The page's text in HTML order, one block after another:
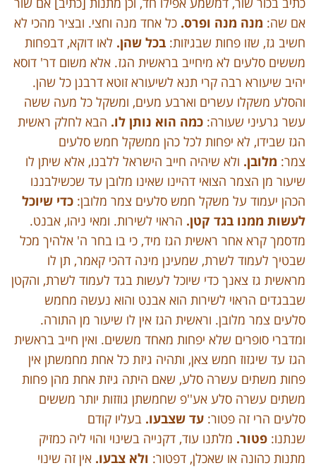
אם שה: מנה מנה ופרס. כל אחד מנה וחצי. ובציר מהכי לא
חשיב גז, שזו פחות שבגיזות: בכל שהן. לאו דוקא, דבפחות
מששים סלעים לא מיחייב בראשית הגז. אלא משום דר' דוסא
יהיב שיעורא רבה קרי תנא לשיעורא זוטא דרבנן כל שהן.
והסלע משקלו עשרים וארבע מעים, ומשקל כל מעה ששה
עשר גרעיני שעורה: כמה הוא נותן לו. הבא לחלק ראשית
הגז שבידו, לא יפחות לכל כהן ממשקל חמש סלעים
צמר: מלובן. ולא שיהיה חייב הישראל ללבנו, אלא שיתן לו
שיעור מן הצמר הצואי דהיינו שאינו מלובן עד שכשילבננו
הכהן יעמוד על משקל חמש סלעים צמר מלובן: כדי שיוכל
לעשות ממנו בגד קטן. הראוי לשירות. ומאי ניהו, אבנט.
מדסמך קרא אחר ראשית הגז מיד, כי בו בחר ה' אלהיך מכל
שבטיך לעמוד לשרת, שמעינן מינה דהכי קאמר, תן לו
מראשית גז צאנך כדי שיוכל לעשות בגד לעמוד לשרת, והקטן
שבבגדים הראוי לשירות הוא אבנט והוא נעשה מחמש
סלעים צמר מלובן. וראשית הגז אין לו שיעור מן התורה.
ומדברי סופרים שלא יפחות מאחד מששים. ואין חייב בראשית
הגז עד שיגזוז חמש צאן, ותהיה גיזת כל אחת מחמשתן אין
פחות משתים עשרה סלע, שאם היתה גיזת אחת מהן פחות
משתים עשרה סלע אע''פ שחמשתן גוזזות יותר מששים
סלעים הרי זה פטור: עד שצבעו. בעליו קודם
שנתנו: פטור. מלתנו עוד, דקנייה בשינוי והוי ליה כמזיק
מתנות כהונה או שאכלן, דפטור: ולא צבעו. אין זה שינוי